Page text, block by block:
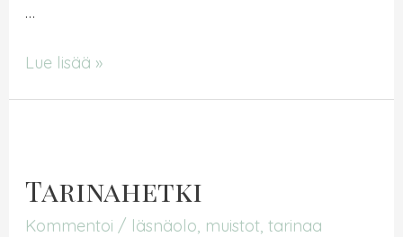
…
Isä
Lue lisää »
Tarinahetki
Kommentoi / läsnäolo, muistot,tarinaa